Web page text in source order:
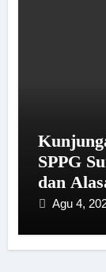
SPPG
dan
Agu 4,